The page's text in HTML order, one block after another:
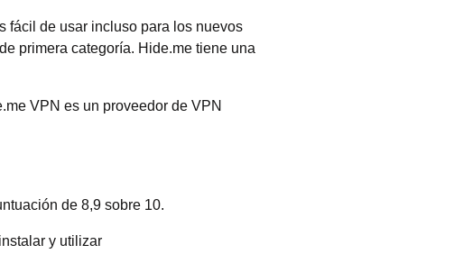
fácil de usar incluso para los nuevos
primera categoría. Hide.me tiene una
VPN es un proveedor de VPN
de 8,9 sobre 10.
y utilizar